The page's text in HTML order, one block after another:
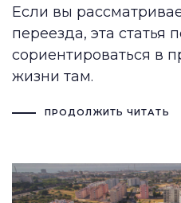
Если вы
переезда, эта статья
сориентироваться в
жизни там.
ПРОДОЛЖИТЬ ЧИТАТЬ